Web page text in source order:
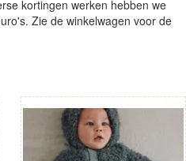
kortingen werken hebben we
Zie de winkelwagen voor de